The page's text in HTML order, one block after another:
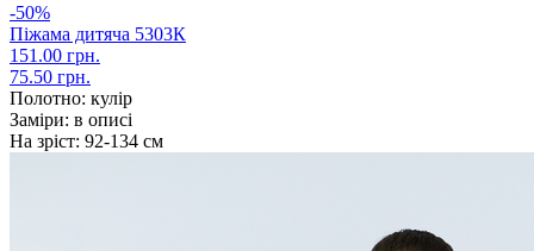
-50%
Піжама дитяча 5303К
151.00 грн.
75.50 грн.
Полотно: кулір
Заміри: в описі
На зріст: 92-134 см